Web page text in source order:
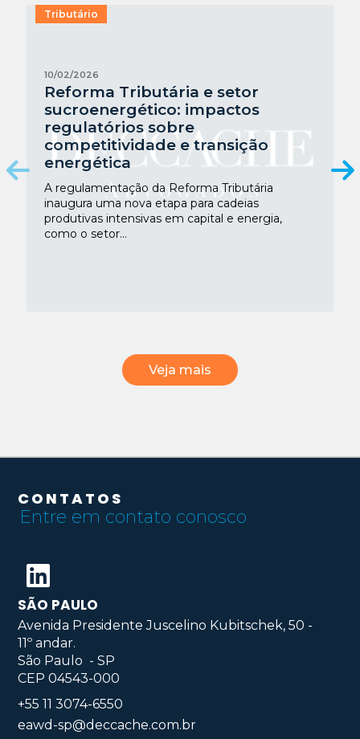
Tributário
10/02/2026
Reforma Tributária e setor
sucroenergético: impactos
regulatórios sobre
competitividade e transição
energética
A regulamentação da Reforma Tributária
inaugura uma nova etapa para cadeias
produtivas intensivas em capital e energia,
como o setor...
Veja mais
CONTATOS
Entre em contato conosco
SÃO PAULO
Avenida Presidente Juscelino Kubitschek, 50 -
11º andar.
São Paulo - SP
CEP 04543-000
+55 11 3074-6550
eawd-sp@deccache.com.br